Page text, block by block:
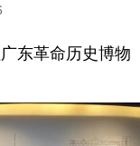
东革命历史博物